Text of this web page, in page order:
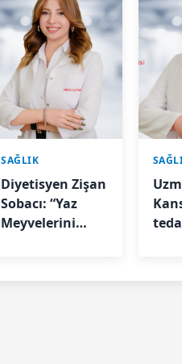
SAĞLIK
Diyetisyen Zişan
Sobacı: “Yaz
Meyvelerini